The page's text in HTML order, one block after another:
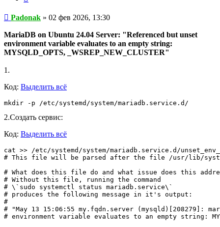
Сообщение
Padonak » 02 фев 2026, 13:30
MariaDB on Ubuntu 24.04 Server: "Referenced but unset
environment variable evaluates to an empty string:
MYSQLD_OPTS, _WSREP_NEW_CLUSTER"
1.
Код: Выделить всё
mkdir -p /etc/systemd/system/mariadb.service.d/
2.Создать сервис:
Код: Выделить всё
cat >> /etc/systemd/system/mariadb.service.d/
# This file will be parsed after the file /usr/lib/
# What does this file do and what issue does this
# Without this file, running the command
# \`sudo systemctl status mariadb.service\`
# produces the following message in it's output:
#
# "May 13 15:06:55 my.fqdn.server (mysqld)[208279]:
# environment variable evaluates to an empty string: